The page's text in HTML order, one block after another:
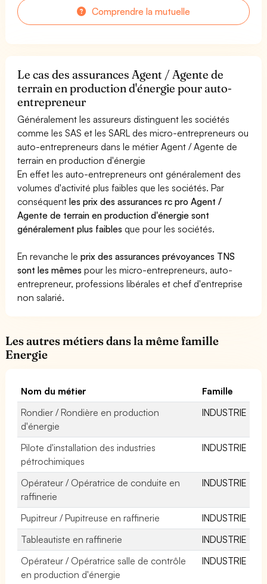
Comprendre la mutuelle
Le cas des assurances Agent / Agente de
terrain en production d'énergie pour auto-
entrepreneur
Généralement les assureurs distinguent les sociétés
comme les SAS et les SARL des micro-entrepreneurs ou
auto-entrepreneurs dans le métier Agent / Agente de
terrain en production d'énergie
En effet les auto-entrepreneurs ont généralement des
volumes d'activité plus faibles que les sociétés. Par
conséquentles prix des assurances rc pro Agent /
Agente de terrain en production d'énergie sont
généralement plus faibles que pour les sociétés.
En revanche leprix des assurances prévoyances TNS
sont les mêmes pour les micro-entrepreneurs, auto-
entrepreneur, professions libérales et chef d'entreprise
non salarié.
Les autres métiers dans la même famille
Energie
Nom du métier
Famille
Rondier / Rondière en production
d'énergie
INDUSTRIE
Pilote d'installation des industries
pétrochimiques
INDUSTRIE
Opérateur / Opératrice de conduite en
raffinerie
INDUSTRIE
Pupitreur / Pupitreuse en raffinerie
INDUSTRIE
Tableautiste en raffinerie
INDUSTRIE
Opérateur / Opératrice salle de contrôle
en production d'énergie
INDUSTRIE